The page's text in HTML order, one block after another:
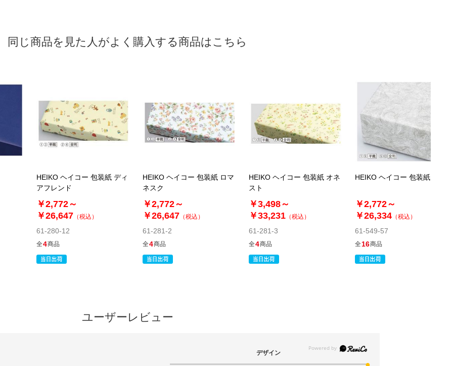
当日出荷
※日祝除く12時まで
カートに入れる
(7). 半裁 ブラック(200枚)
￥2,442
在庫あり〇
当日出荷
※日祝除く12時まで
カートに入れる
当日出荷
同じ商品を見た人がよく購入する商品はこちら
HEIKO ヘイコー 包装紙 ディ
アフレンド
￥2,772～
￥26,647 （税込）
61-280-12
全4商品
HEIKO ヘイコー 包装紙 ロマ
ネスク
￥2,772～
￥26,647 （税込）
61-281-2
全4商品
HEIKO ヘイコー 包装紙 オネ
スト
￥3,498～
￥33,231 （税込）
61-281-3
全4商品
HEIKO ヘイコー 包装紙 雲竜
￥2,772～
￥26,334 （税込）
61-549-57
全16商品
ユーザーレビュー
デザイン